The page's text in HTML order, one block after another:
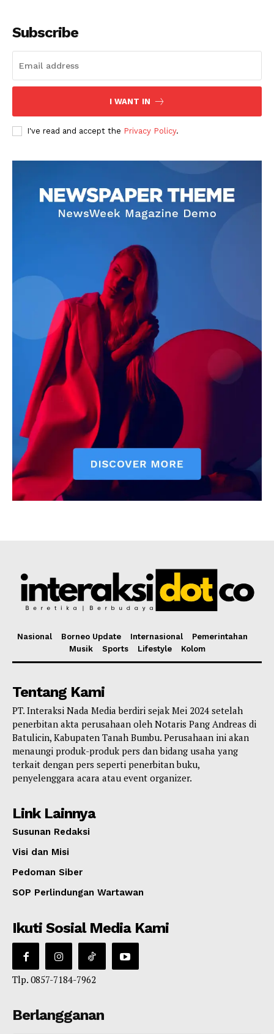
Subscribe
I WANT IN
I've read and accept the Privacy Policy.
Nasional Borneo Update Internasional
Pemerintahan
Musik
Sports Lifestyle Kolom
Tentang Kami
PT. Interaksi Nada Media berdiri sejak Mei 2024 setelah
penerbitan akta perusahaan oleh Notaris Pang Andreas di
Batulicin, Kabupaten Tanah Bumbu. Perusahaan ini akan
menaungi produk-produk pers dan bidang usaha yang
terkait dengan pers seperti penerbitan buku,
penyelenggara acara atau event organizer.
Link Lainnya
Susunan Redaksi
Visi dan Misi
Pedoman Siber
SOP Perlindungan Wartawan
Ikuti Sosial Media Kami
Tlp. 0857-7184-7962
Berlangganan